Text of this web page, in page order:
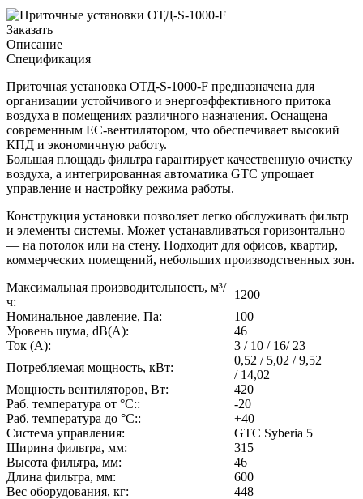
Заказать
Описание
Спецификация
Приточная установка ОТД-S-1000-F предназначена для
организации устойчивого и энергоэффективного притока
воздуха в помещениях различного назначения. Оснащена
современным EC-вентилятором, что обеспечивает высокий
КПД и экономичную работу.
Большая площадь фильтра гарантирует качественную очистку
воздуха, а интегрированная автоматика GTC упрощает
управление и настройку режима работы.
Конструкция установки позволяет легко обслуживать фильтр
и элементы системы. Может устанавливаться горизонтально
— на потолок или на стену. Подходит для офисов, квартир,
коммерческих помещений, небольших производственных зон.
Максимальная производительность, м³/
ч:
1200
Номинальное давление, Па:
100
Уровень шума, dB(A):
46
Ток (А):
3 / 10 / 16/ 23
Потребляемая мощность, кВт:
0,52 / 5,02 / 9,52
/ 14,02
Мощность вентиляторов, Вт:
420
Раб. температура от °С::
-20
Раб. температура до °С::
+40
Система управления:
GTC Syberia 5
Ширина фильтра, мм:
315
Высота фильтра, мм:
46
Длина фильтра, мм:
600
Вес оборудования, кг:
448